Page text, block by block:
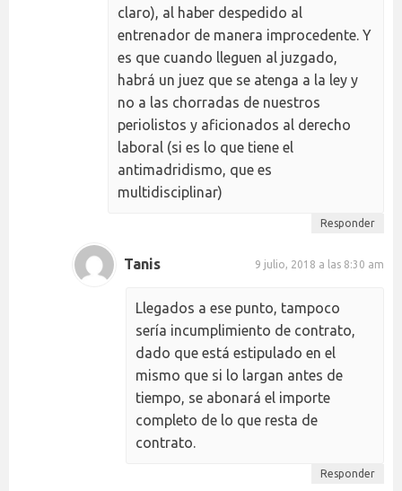
claro), al haber despedido al
entrenador de manera improcedente. Y
es que cuando lleguen al juzgado,
habrá un juez que se atenga a la ley y
no a las chorradas de nuestros
periolistos y aficionados al derecho
laboral (si es lo que tiene el
antimadridismo, que es
multidisciplinar)
Responder
Tanis 9 julio, 2018 a las 8:30 am
Llegados a ese punto, tampoco
sería incumplimiento de contrato,
dado que está estipulado en el
mismo que si lo largan antes de
tiempo, se abonará el importe
completo de lo que resta de
contrato.
Responder